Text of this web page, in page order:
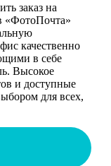
заказ на
«ФотоПочта»
качественно
в себе
Высокое
и доступные
для всех,